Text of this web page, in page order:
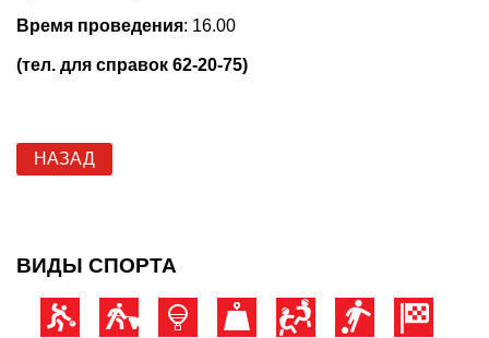
Время проведения: 16.00
(тел. для справок 62-20-75)
НАЗАД
ВИДЫ СПОРТА